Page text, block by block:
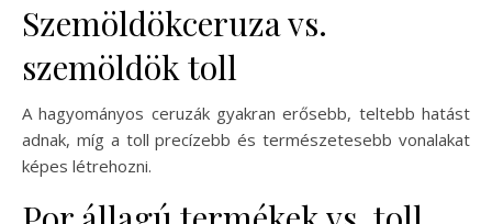
Szemöldökceruza vs.
szemöldök toll
A hagyományos ceruzák gyakran erősebb, teltebb hatást
adnak, míg a toll precízebb és természetesebb vonalakat
képes létrehozni.